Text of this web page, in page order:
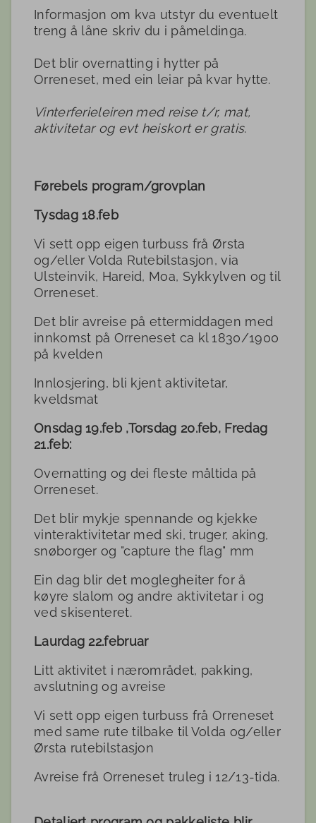
Informasjon om kva utstyr du eventuelt
treng å låne skriv du i påmeldinga.
Det blir overnatting i hytter på
Orreneset, med ein leiar på kvar hytte.
Vinterferieleiren med reise t/r, mat,
aktivitetar og evt heiskort er gratis.
Førebels program/grovplan
Tysdag 18.feb
Vi sett opp eigen turbuss frå Ørsta
og/eller Volda Rutebilstasjon, via
Ulsteinvik, Hareid, Moa, Sykkylven og til
Orreneset.
Det blir avreise på ettermiddagen med
innkomst på Orreneset ca kl 1830/1900
på kvelden
Innlosjering, bli kjent aktivitetar,
kveldsmat
Onsdag 19.feb ,Torsdag 20.feb, Fredag
21.feb:
Overnatting og dei fleste måltida på
Orreneset.
Det blir mykje spennande og kjekke
vinteraktivitetar med ski, truger, aking,
snøborger og "capture the flag" mm
Ein dag blir det moglegheiter for å
køyre slalom og andre aktivitetar i og
ved skisenteret.
Laurdag 22.februar
Litt aktivitet i nærområdet, pakking,
avslutning og avreise
Vi sett opp eigen turbuss frå Orreneset
med same rute tilbake til Volda og/eller
Ørsta rutebilstasjon
Avreise frå Orreneset truleg i 12/13-tida.